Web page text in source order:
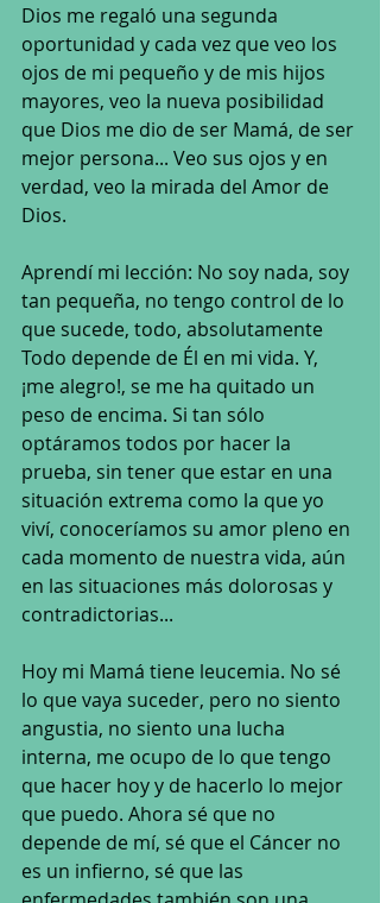
Dios me regaló una segunda
oportunidad y cada vez que veo los
ojos de mi pequeño y de mis hijos
mayores, veo la nueva posibilidad
que Dios me dio de ser Mamá, de ser
mejor persona... Veo sus ojos y en
verdad, veo la mirada del Amor de
Dios.
Aprendí mi lección: No soy nada, soy
tan pequeña, no tengo control de lo
que sucede, todo, absolutamente
Todo depende de Él en mi vida. Y,
¡me alegro!, se me ha quitado un
peso de encima. Si tan sólo
optáramos todos por hacer la
prueba, sin tener que estar en una
situación extrema como la que yo
viví, conoceríamos su amor pleno en
cada momento de nuestra vida, aún
en las situaciones más dolorosas y
contradictorias...
Hoy mi Mamá tiene leucemia. No sé
lo que vaya suceder, pero no siento
angustia, no siento una lucha
interna, me ocupo de lo que tengo
que hacer hoy y de hacerlo lo mejor
que puedo. Ahora sé que no
depende de mí, sé que el Cáncer no
es un infierno, sé que las